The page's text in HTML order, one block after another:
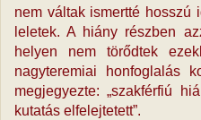
nem váltak ismertté hosszú
leletek. A hiány részben
helyen nem törődtek
nagyteremiai honfoglalás
megjegyezte: „szakférfiú
kutatás elfelejtetett”.